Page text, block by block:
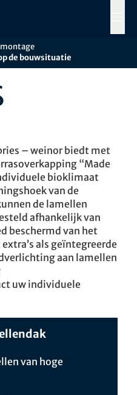
de bouwsituatie
advies door
vakhandelaar
– weinor biedt met
“Made
bioklimaat
van de
de lamellen
afhankelijk van
beschermd van het
als geïntegreerde
aan lamellen
uw individuele
van hoge